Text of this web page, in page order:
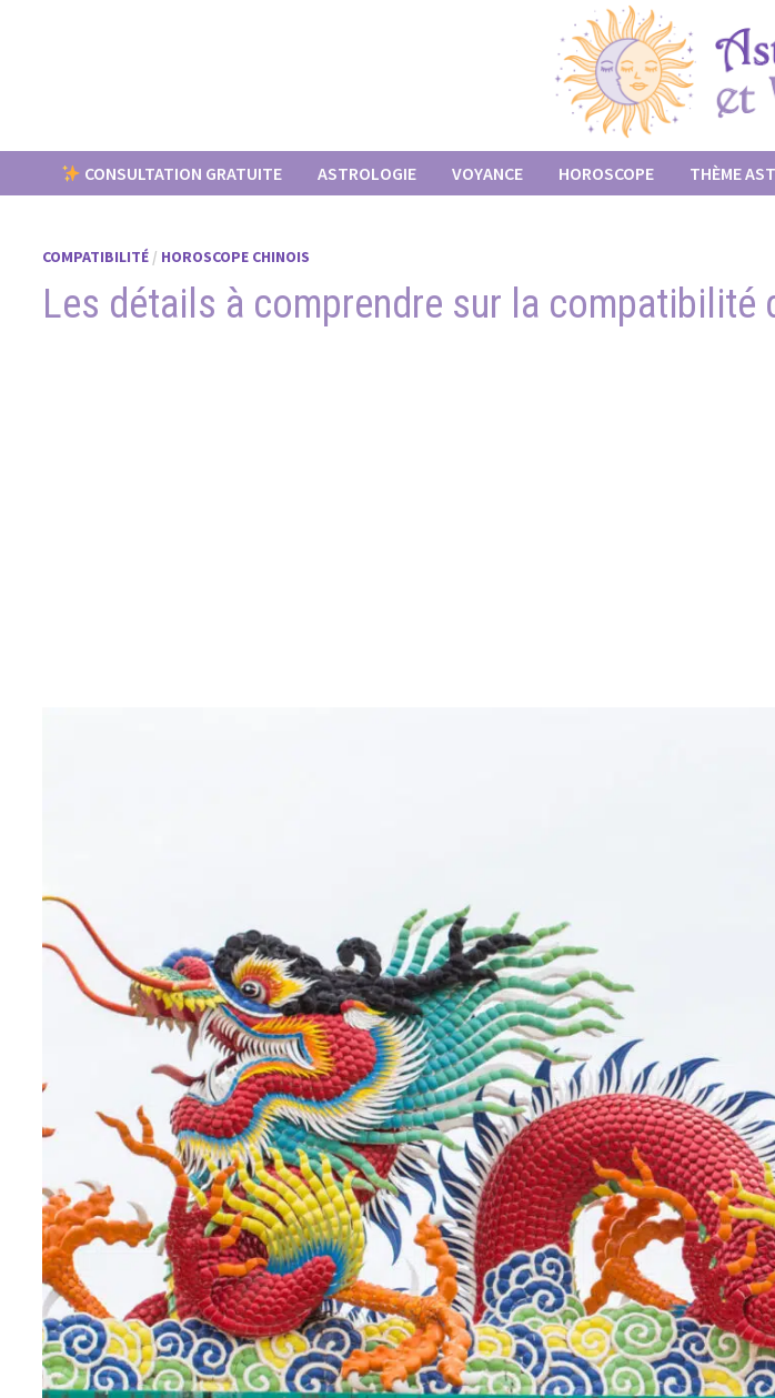
CONSULTATION GRATUITE ASTROLOGIE VOYANCE HOROSCOPE THÈME
COMPATIBILITÉ / HOROSCOPE CHINOIS
Les détails à comprendre sur la